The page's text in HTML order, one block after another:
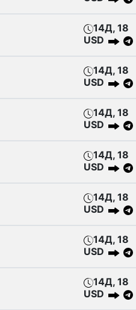
14Д, 18
USD
14Д, 18
USD
14Д, 18
USD
14Д, 18
USD
14Д, 18
USD
14Д, 18
USD
14Д, 18
USD